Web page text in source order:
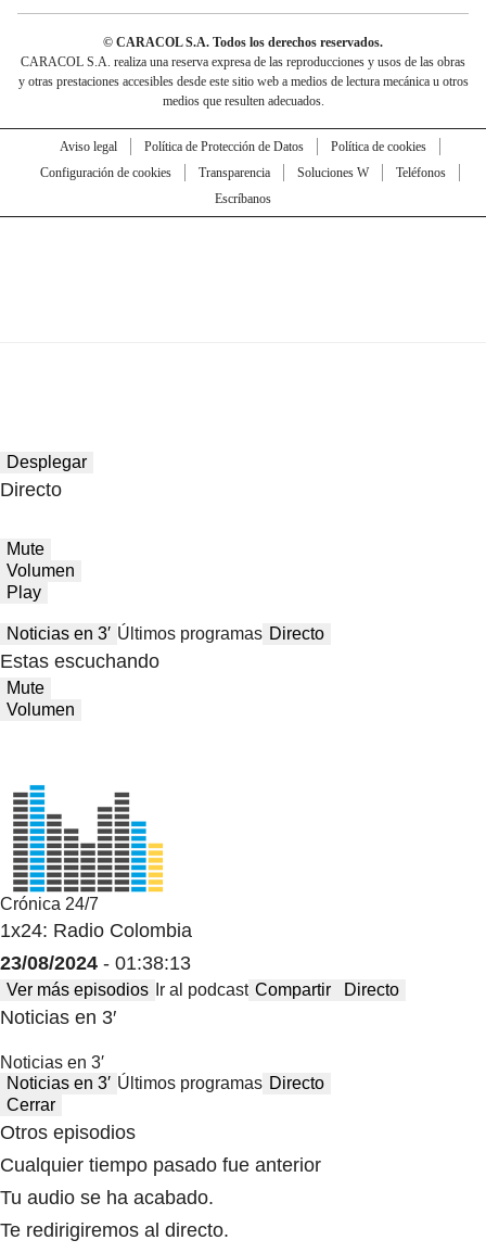
© CARACOL S.A. Todos los derechos reservados.
CARACOL S.A. realiza una reserva expresa de las reproducciones y usos de las obras
y otras prestaciones accesibles desde este sitio web a medios de lectura mecánica u otros
medios que resulten adecuados.
Aviso legal Política de Protección de Datos
Política de cookies
Configuración de cookies
Transparencia Soluciones W
Teléfonos
Escríbanos
Desplegar
Directo
Mute
Volumen
Play
Noticias en 3′ Últimos programas Directo
Estas escuchando
Mute
Volumen
Crónica 24/7
1x24: Radio Colombia
23/08/2024 - 01:38:13
Ver más episodios Ir al podcast Compartir Directo
Noticias en 3′
Noticias en 3′
Noticias en 3′ Últimos programas Directo
Cerrar
Otros episodios
Cualquier tiempo pasado fue anterior
Tu audio se ha acabado.
Te redirigiremos al directo.